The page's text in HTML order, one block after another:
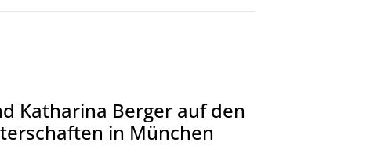
Katharina Berger auf den
in München